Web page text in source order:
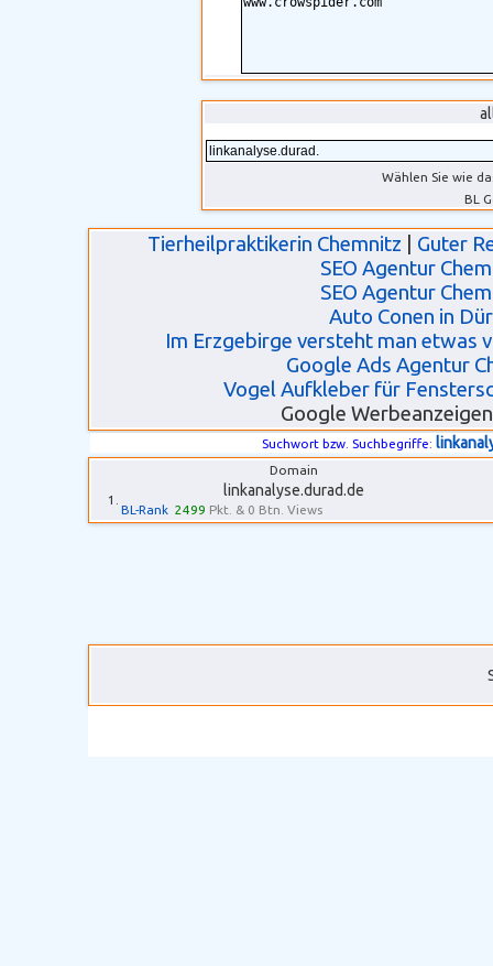
Wählen Sie wie
BL
Tierheilpraktikerin Chemnitz
Guter
SEO Agentur
SEO Agentur
Auto Conen in
Im Erzgebirge versteht man etwas
Google Ads Agentur
Vogel Aufkleber für
Google
Suchwort bzw. Suchbegriffe:
Domain
1.
linkanalyse.durad.de
BL-Rank 2499 Pkt. & 0 Btn. Views